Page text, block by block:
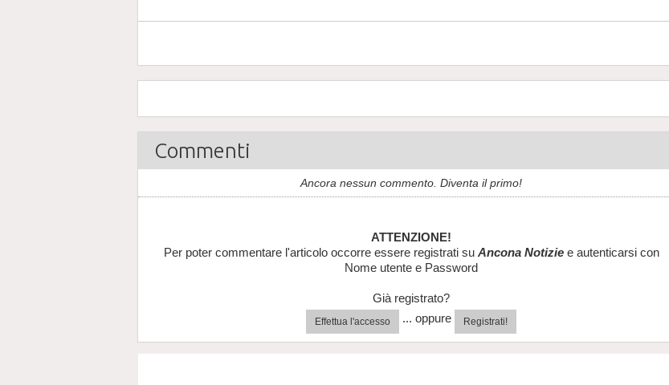
Commenti
Ancora nessun commento. Diventa il primo!
ATTENZIONE!
Per poter commentare l'articolo occorre essere registrati su Ancona Notiziee autenticarsi con
Nome utente e Password
Già registrato?
Effettua l'accesso ... oppure Registrati!